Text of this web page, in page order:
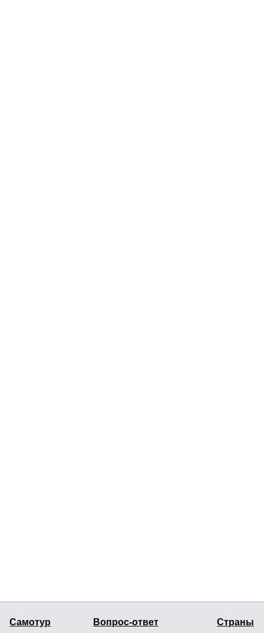
Самотур Вопрос-ответ Страны